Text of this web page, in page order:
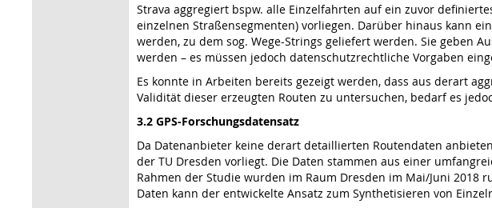
Strava aggregiert bspw. alle Einzelfahrten auf ein zuvor
einzelnen Straßen­segmenten) vorliegen. Darüber hinaus kann
werden, zu dem sog. Wege-Strings geliefert werden. Sie geben
werden – es müssen jedoch datenschutz­rechtliche Vorgaben
Es konnte in Arbeiten bereits gezeigt werden, dass aus derart
Validität dieser erzeugten Routen zu untersuchen, bedarf es
3.2 GPS-Forschungsdatensatz
Da Datenanbieter keine derart detaillierten Routendaten
der TU Dresden vorliegt. Die Daten stammen aus einer
Rahmen der Studie wurden im Raum Dresden im Mai/Juni 2018
Daten kann der entwickelte Ansatz zum Synthetisieren von